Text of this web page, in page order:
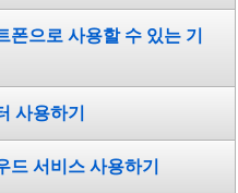
폰으로 사용할 수 있는 기
사용하기
드 서비스 사용하기